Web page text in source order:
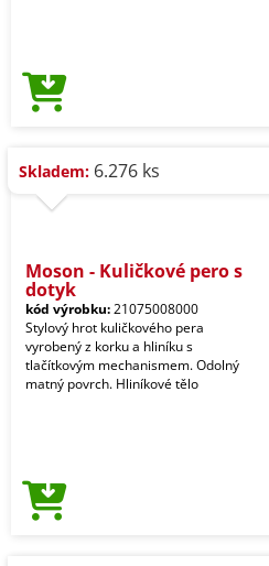
Skladem: 6.276 ks
Moson - Kuličkové pero s
dotyk
kód výrobku:21075008000
Stylový hrot kuličkového pera
vyrobený z korku a hliníku s
tlačítkovým mechanismem. Odolný
matný povrch. Hliníkové tělo